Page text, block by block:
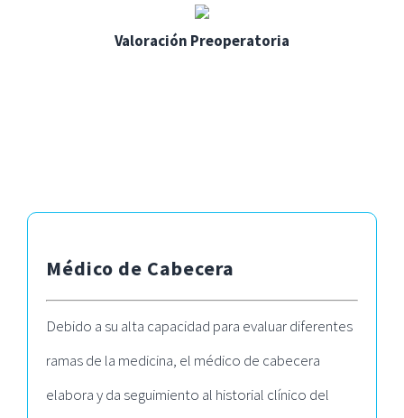
Valoración Preoperatoria
Médico de Cabecera
Debido a su alta capacidad para evaluar diferentes
ramas de la medicina, el médico de cabecera
elabora y da seguimiento al historial clínico del